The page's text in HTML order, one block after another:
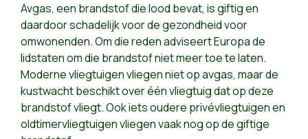
Avgas, een brandstof die lood bevat, is giftig en
daardoor schadelijk voor de gezondheid voor
omwonenden. Om die reden adviseert Europa de
lidstaten om die brandstof niet meer toe te laten.
Moderne vliegtuigen vliegen niet op avgas, maar de
kustwacht beschikt over één vliegtuig dat op deze
brandstof vliegt. Ook iets oudere privévliegtuigen en
oldtimervliegtuigen vliegen vaak nog op de giftige